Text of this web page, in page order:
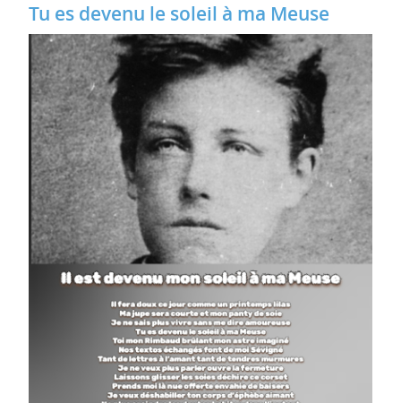
Tu es devenu le soleil à ma Meuse